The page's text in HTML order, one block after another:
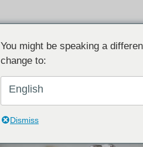
You might be speaking a
change to:
English
Dismiss